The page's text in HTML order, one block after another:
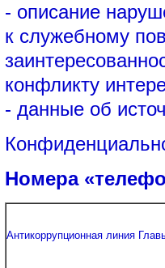
- описание
к служебному
конфликту
- данные об
Номера
Антикоррупционная линия